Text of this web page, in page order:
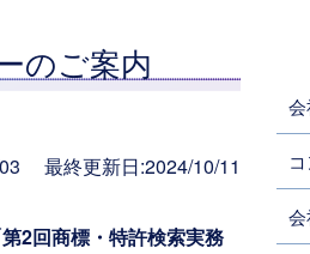
のご案内
最終更新日:2024/10/11
2回商標・特許検索実務